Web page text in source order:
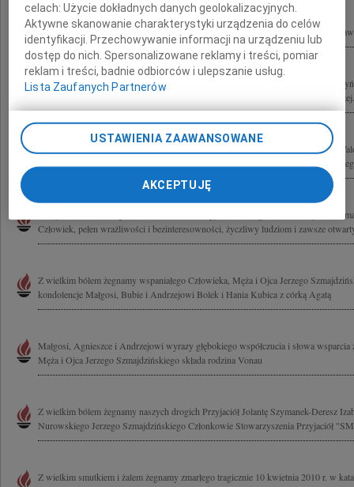
W przyjacielskim bólu łączę się z Małżonką i Dziećmi Jerzego Szmajdzińskiego
10 kwietnia 2010 roku w katastrofie lotniczej pod Smoleńskiem zginęli Lech
Polskiej bp gen. ks. Tadeusz Płoski Ordynariusz Polowy Wojska Polskiego
Pani Małgorzacie Szmajdzińskiej Jej Dzieciom oraz Jej Bratu, naszemu Koledze
składamy serdeczne wyrazy współczucia z powodu odejścia Jerzego
Niespodziewanie i tragicznie odszedł nasz Przyjaciel i Kolega Jurek Szmajdziński
Człowiek, pełen wrażliwości i bezinteresowności, życzliwy ludziom i zawsze
Z wielkim bólem żegnamy wspaniałego Człowieka, Męża i Ojca Jerzego
kondolencje Małgosi, Bubie i Andrzejowi Bolek i Hania Kubica z córką Agatą
Małgosi, Agnieszce i Andrzejowi wyrazy głębokiego współczucia i słowa
Męża i Ojca Jerzego Szmajdzińskiego składa rodzina Vonau
Z wielkim bólem żegnamy naszych drogich Przyjaciół Jolantę Szymanek-Deresz
Nurowskiego Jerzego Szmajdzińskiego Członkowie Stowarzyszenia Przyjaciół
Z wielkim smutkiem i żalem żegnamy zmarłego tragicznie 10 kwietnia 2010 r. w
celach:Użycie dokładnych danych geolokalizacyjnych.
Aktywne skanowanie charakterystyki urządzenia do celów
identyfikacji. Przechowywanie informacji na urządzeniu lub
dostęp do nich. Spersonalizowane reklamy i treści, pomiar
reklam i treści, badnie odbiorców i ulepszanie usług.
Lista Zaufanych Partnerów
USTAWIENIA ZAAWANSOWANE
AKCEPTUJĘ